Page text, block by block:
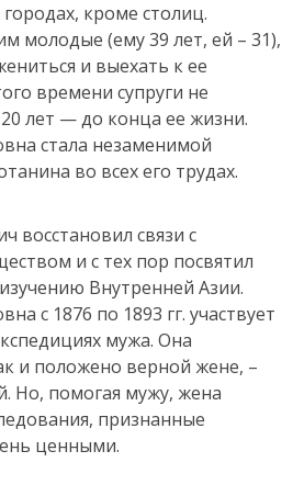
кроме столиц.
молодые (ему 39 лет, ей – 31),
и выехать к ее
времени супруги не
лет — до конца ее жизни.
стала незаменимой
во всех его трудах.
восстановил связи с
и с тех пор посвятил
Внутренней Азии.
с 1876 по 1893 гг. участвует
мужа. Она
и положено верной жене, –
Но, помогая мужу, жена
признанные
ценными.